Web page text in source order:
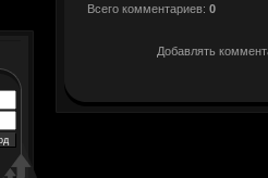
Всего комментариев: 0
Добавлять